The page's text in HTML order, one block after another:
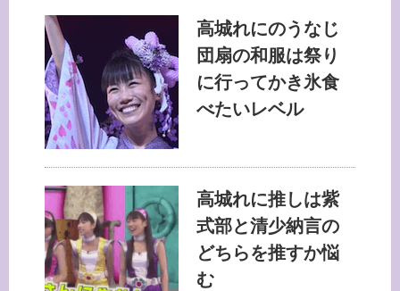
高城れにのうなじ
団扇の和服は祭り
に行ってかき氷食
べたいレベル
高城れに推しは紫
式部と清少納言の
どちらを推すか悩
む